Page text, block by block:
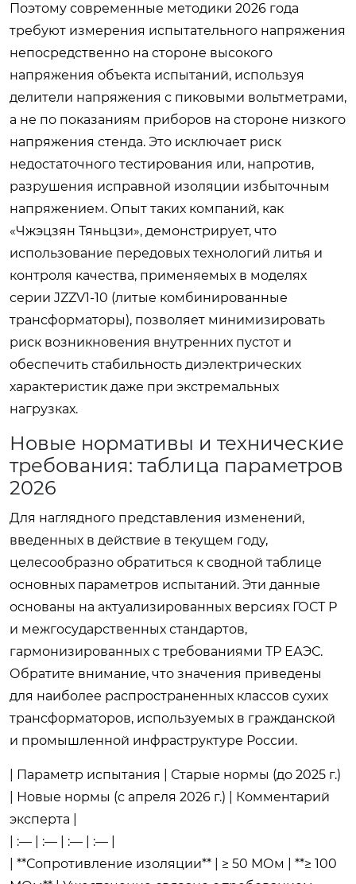
Поэтому современные методики 2026 года
требуют измерения испытательного напряжения
непосредственно на стороне высокого
напряжения объекта испытаний, используя
делители напряжения с пиковыми вольтметрами,
а не по показаниям приборов на стороне низкого
напряжения стенда. Это исключает риск
недостаточного тестирования или, напротив,
разрушения исправной изоляции избыточным
напряжением. Опыт таких компаний, как
«Чжэцзян Тяньцзи», демонстрирует, что
использование передовых технологий литья и
контроля качества, применяемых в моделях
серии JZZV1-10 (литые комбинированные
трансформаторы), позволяет минимизировать
риск возникновения внутренних пустот и
обеспечить стабильность диэлектрических
характеристик даже при экстремальных
нагрузках.
Новые нормативы и технические
требования: таблица параметров
2026
Для наглядного представления изменений,
введенных в действие в текущем году,
целесообразно обратиться к сводной таблице
основных параметров испытаний. Эти данные
основаны на актуализированных версиях ГОСТ Р
и межгосударственных стандартов,
гармонизированных с требованиями ТР ЕАЭС.
Обратите внимание, что значения приведены
для наиболее распространенных классов сухих
трансформаторов, используемых в гражданской
и промышленной инфраструктуре России.
| Параметр испытания | Старые нормы (до 2025 г.)
| Новые нормы (с апреля 2026 г.) | Комментарий
эксперта |
| :— | :— | :— | :— |
| **Сопротивление изоляции** | ≥ 50 МОм | **≥ 100